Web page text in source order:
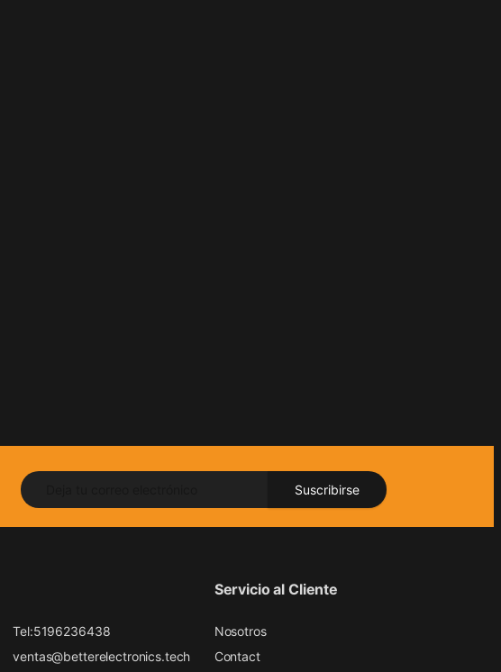
Suscribirse
Tel:5196236438
ventas@betterelectronics.tech
Servicio al Cliente
Nosotros
Contact